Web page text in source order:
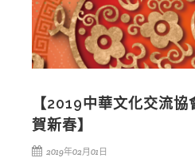
【2019中華文化交流
賀新春】
2019年02月01日